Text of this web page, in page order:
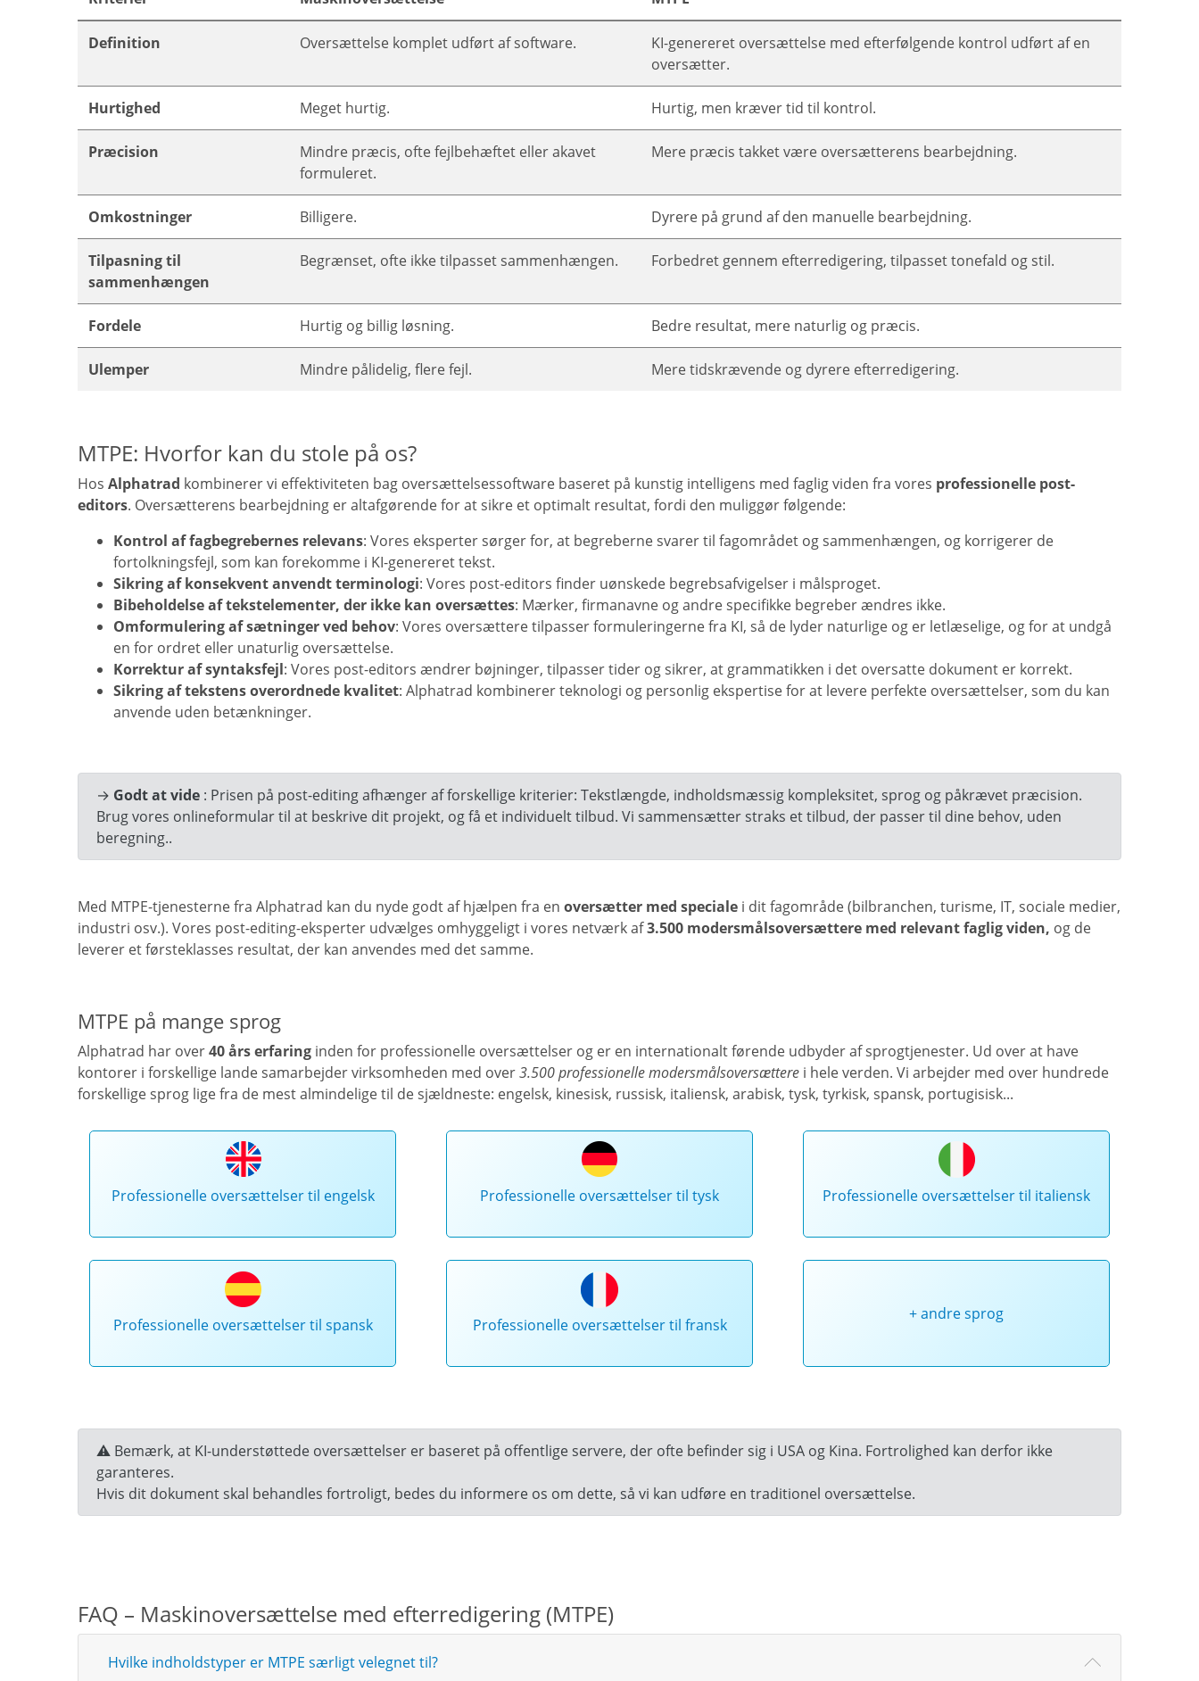
Definition Oversættelse komplet udført af software.
KI-genereret oversættelse med efterfølgende kontrol udført af en
oversætter.
Hurtighed Meget hurtig. Hurtig, men kræver tid til kontrol.
Præcision
Mindre præcis, ofte fejlbehæftet eller akavet
formuleret.
Mere præcis takket være oversætterens bearbejdning.
Omkostninger Billigere. Dyrere på grund af den manuelle bearbejdning.
Tilpasning til
sammenhængen
Begrænset, ofte ikke tilpasset sammenhængen. Forbedret gennem efterredigering, tilpasset tonefald og stil.
Fordele Hurtig og billig løsning. Bedre resultat, mere naturlig og præcis.
Ulemper Mindre pålidelig, flere fejl. Mere tidskrævende og dyrere efterredigering.
MTPE: Hvorfor kan du stole på os?
Hos Alphatrad kombinerer vi effektiviteten bag oversættelsessoftware baseret på kunstig intelligens med faglig viden fra vores professionelle post-
editors. Oversætterens bearbejdning er altafgørende for at sikre et optimalt resultat, fordi den muliggør følgende:
Kontrol af fagbegrebernes relevans: Vores eksperter sørger for, at begreberne svarer til fagområdet og sammenhængen, og korrigerer de
fortolkningsfejl, som kan forekomme i KI-genereret tekst.
Sikring af konsekvent anvendt terminologi: Vores post-editors finder uønskede begrebsafvigelser i målsproget.
Bibeholdelse af tekstelementer, der ikke kan oversættes: Mærker, firmanavne og andre specifikke begreber ændres ikke.
Omformulering af sætninger ved behov: Vores oversættere tilpasser formuleringerne fra KI, så de lyder naturlige og er letlæselige, og for at undgå
en for ordret eller unaturlig oversættelse.
Korrektur af syntaksfejl: Vores post-editors ændrer bøjninger, tilpasser tider og sikrer, at grammatikken i det oversatte dokument er korrekt.
Sikring af tekstens overordnede kvalitet: Alphatrad kombinerer teknologi og personlig ekspertise for at levere perfekte oversættelser, som du kan
anvende uden betænkninger.
→ Godt at vide : Prisen på post-editing afhænger af forskellige kriterier: Tekstlængde, indholdsmæssig kompleksitet, sprog og påkrævet præcision.
Brug vores onlineformulartil at beskrive dit projekt, og få et individuelt tilbud. Vi sammensætter straks et tilbud, der passer til dine behov, uden
beregning..
Med MTPE-tjenesterne fra Alphatrad kan du nyde godt af hjælpen fra en oversætter med speciale i dit fagområde (bilbranchen, turisme, IT, sociale medier,
industri osv.). Vores post-editing-eksperter udvælges omhyggeligt i vores netværk af3.500 modersmålsoversættere med relevant faglig viden, og de
leverer et førsteklasses resultat, der kan anvendes med det samme.
MTPE på mange sprog
Alphatrad har over40 års erfaring inden for professionelle oversættelser og er en internationalt førende udbyder af sprogtjenester. Ud over at have
kontorer i forskellige lande samarbejder virksomheden med over3.500 professionelle modersmålsoversættere i hele verden. Vi arbejder med over hundrede
forskellige sprog lige fra de mest almindelige til de sjældneste: engelsk, kinesisk, russisk, italiensk, arabisk, tysk, tyrkisk, spansk, portugisisk...
Professionelle oversættelser til engelsk Professionelle oversættelser til tysk Professionelle oversættelser til italiensk
Professionelle oversættelser til spansk Professionelle oversættelser til fransk
+ andre sprog
⚠️ Bemærk, at KI-understøttede oversættelser er baseret på offentlige servere, der ofte befinder sig i USA og Kina. Fortrolighed kan derfor ikke
garanteres.
Hvis dit dokument skal behandles fortroligt, bedes du informere os om dette, så vi kan udføre en traditionel oversættelse.
FAQ – Maskinoversættelse med efterredigering (MTPE)
Hvilke indholdstyper er MTPE særligt velegnet til?